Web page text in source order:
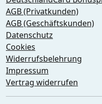
AGB (Privatkunden)
AGB (Geschäftskunden)
Datenschutz
Cookies
Widerrufsbelehrung
Impressum
Vertrag widerrufen